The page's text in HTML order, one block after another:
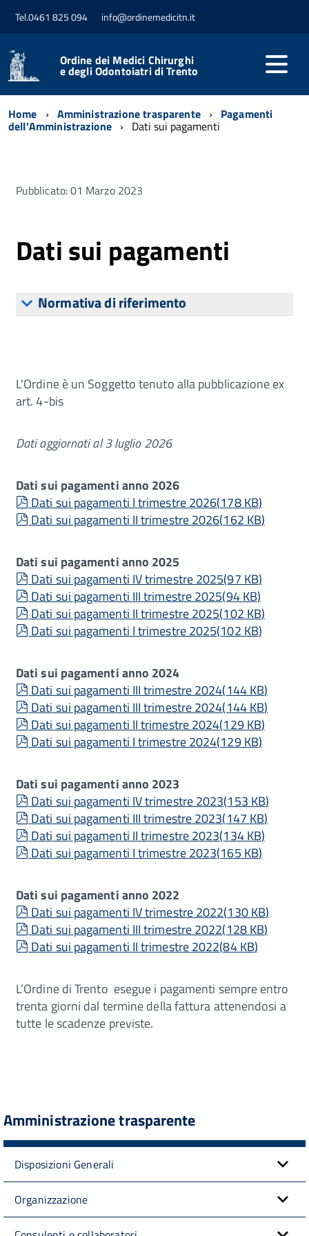
Tel.0461 825 094 info@ordinemedicitn.it
Ordine dei Medici Chirurghi
e degli Odontoiatri di Trento
Home Amministrazione trasparente Pagamenti
dell'Amministrazione Dati sui pagamenti
Pubblicato: 01 Marzo 2023
Dati sui pagamenti
Normativa di riferimento
L'Ordine è un Soggetto tenuto alla pubblicazione ex
art. 4-bis
Dati aggiornati al 3 luglio 2026
Dati sui pagamenti anno 2026
pdf
Dati sui pagamenti I trimestre 2026(178 KB)
pdf
Dati sui pagamenti II trimestre 2026(162 KB)
Dati sui pagamenti anno 2025
pdf
Dati sui pagamenti IV trimestre 2025(97 KB)
pdf
Dati sui pagamenti III trimestre 2025(94 KB)
pdf
Dati sui pagamenti II trimestre 2025(102 KB)
pdf
Dati sui pagamenti I trimestre 2025(102 KB)
Dati sui pagamenti anno 2024
pdf
Dati sui pagamenti III trimestre 2024(144 KB)
pdf
Dati sui pagamenti III trimestre 2024(144 KB)
pdf
Dati sui pagamenti II trimestre 2024(129 KB)
pdf
Dati sui pagamenti I trimestre 2024(129 KB)
Dati sui pagamenti anno 2023
pdf
Dati sui pagamenti IV trimestre 2023(153 KB)
pdf
Dati sui pagamenti III trimestre 2023(147 KB)
pdf
Dati sui pagamenti II trimestre 2023(134 KB)
pdf
Dati sui pagamenti I trimestre 2023(165 KB)
Dati sui pagamenti anno 2022
pdf
Dati sui pagamenti IV trimestre 2022(130 KB)
pdf
Dati sui pagamenti III trimestre 2022(128 KB)
pdf
Dati sui pagamenti II trimestre 2022(84 KB)
L’Ordine di Trento esegue i pagamenti sempre entro
trenta giorni dal termine della fattura attenendosi a
tutte le scadenze previste.
Amministrazione trasparente
Disposizioni Generali
Organizzazione